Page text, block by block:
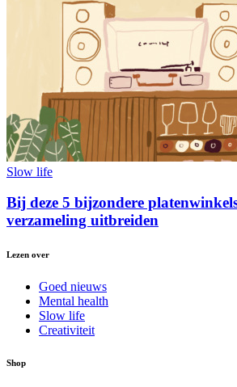
Slow life
Bij deze 5 bijzondere
verzameling uitbreiden
Lezen over
Goed nieuws
Mental health
Slow life
Creativiteit
Shop